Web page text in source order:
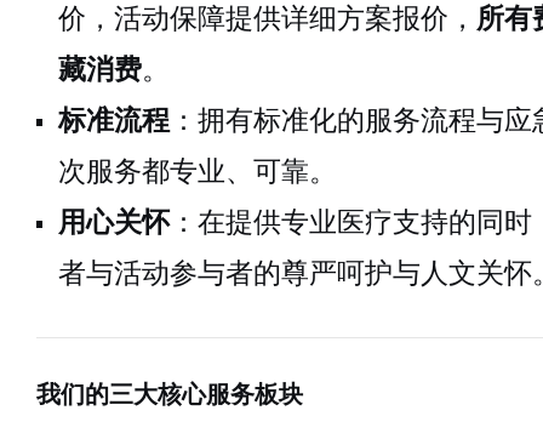
价，活动保障提供详细方案报价， 所有
藏消费。
标准流程 ：拥有标准化的服务流程与
次服务都专业、可靠。
用心关怀：在提供专业医疗支持的同
者与活动参与者的尊严呵护与人文关怀
我们的三大核心服务板块